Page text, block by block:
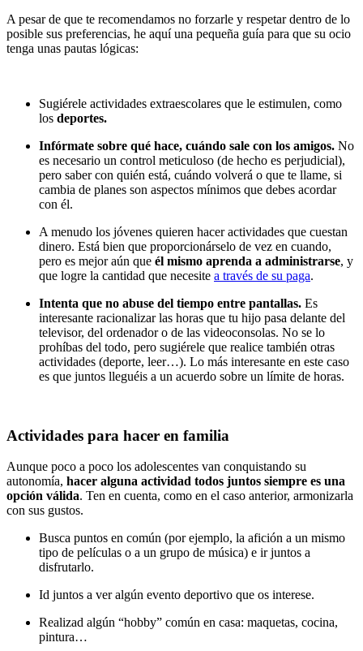
A pesar de que te recomendamos no forzarle y respetar dentro de lo
posible sus preferencias, he aquí una pequeña guía para que su ocio
tenga unas pautas lógicas:
Sugiérele actividades extraescolares que le estimulen, como
los deportes.
Infórmate sobre qué hace, cuándo sale con los amigos. No
es necesario un control meticuloso (de hecho es perjudicial),
pero saber con quién está, cuándo volverá o que te llame, si
cambia de planes son aspectos mínimos que debes acordar
con él.
A menudo los jóvenes quieren hacer actividades que cuestan
dinero. Está bien que proporcionárselo de vez en cuando,
pero es mejor aún que él mismo aprenda a administrarse, y
que logre la cantidad que necesite a través de su paga.
Intenta que no abuse del tiempo entre pantallas. Es
interesante racionalizar las horas que tu hijo pasa delante del
televisor, del ordenador o de las videoconsolas. No se lo
prohíbas del todo, pero sugiérele que realice también otras
actividades (deporte, leer…). Lo más interesante en este caso
es que juntos lleguéis a un acuerdo sobre un límite de horas.
Actividades para hacer en familia
Aunque poco a poco los adolescentes van conquistando su
autonomía, hacer alguna actividad todos juntos siempre es una
opción válida. Ten en cuenta, como en el caso anterior, armonizarla
con sus gustos.
Busca puntos en común (por ejemplo, la afición a un mismo
tipo de películas o a un grupo de música) e ir juntos a
disfrutarlo.
Id juntos a ver algún evento deportivo que os interese.
Realizad algún “hobby” común en casa: maquetas, cocina,
pintura…